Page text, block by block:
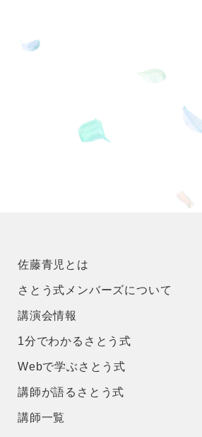
佐藤青児とは
さとう式メンバーズについて
講演会情報
1分でわかるさとう式
Webで学ぶさとう式
講師が語るさとう式
講師一覧